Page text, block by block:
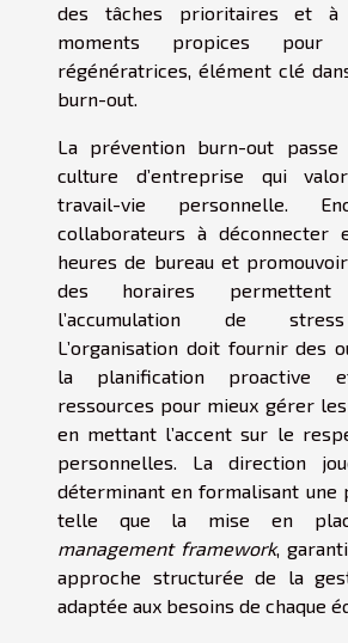
des tâches prioritaires et
moments propices pour
régénératrices, élément clé
burn-out.
La prévention burn-out passe
culture d’entreprise qui
travail-vie personnelle.
collaborateurs à déconnecter
heures de bureau et
des horaires
l’accumulation de
L’organisation doit fournir des
la planification proactive
ressources pour mieux gérer
en mettant l’accent sur le
personnelles. La direction
déterminant en formalisant une
telle que la mise en
management framework,
approche structurée de la
adaptée aux besoins de chaque